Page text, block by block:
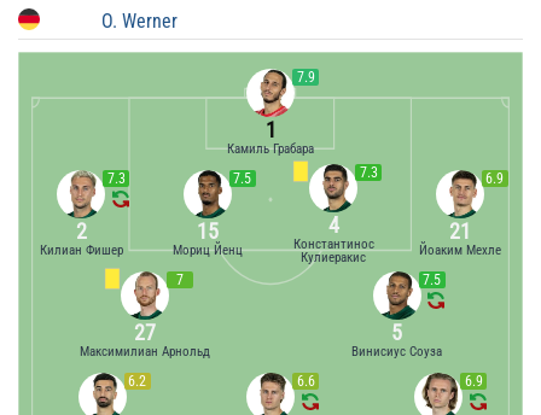
O. Werner
7.9
1
Камиль Грабара
6.9
21
Йоаким Мехле
7.3
4
Константинос
Кулиеракис
7.5
15
Мориц Йенц
7.3
2
Килиан Фишер
7.5
5
Винисиус Соуза
7
27
Максимилиан Арнольд
6.9
6.6
6.2